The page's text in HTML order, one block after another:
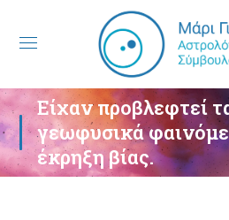
Είχαν προβλεφτεί
γεωφυσικά
έκρηξη βίας.